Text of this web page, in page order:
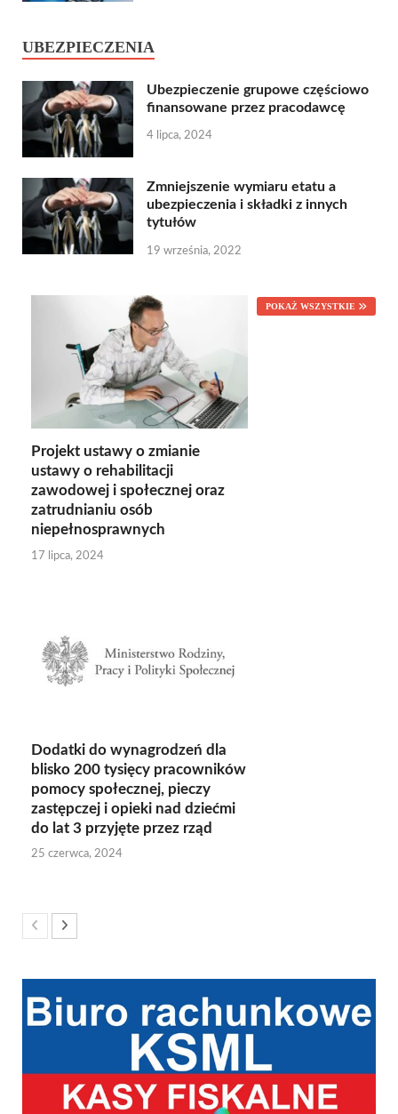
UBEZPIECZENIA
Ubezpieczenie grupowe częściowo
finansowane przez pracodawcę
4 lipca, 2024
Zmniejszenie wymiaru etatu a
ubezpieczenia i składki z innych
tytułów
19 września, 2022
POKAŻ WSZYSTKIE
Projekt ustawy o zmianie
ustawy o rehabilitacji
zawodowej i społecznej oraz
zatrudnianiu osób
niepełnosprawnych
17 lipca, 2024
Dodatki do wynagrodzeń dla
blisko 200 tysięcy pracowników
pomocy społecznej, pieczy
zastępczej i opieki nad dziećmi
do lat 3 przyjęte przez rząd
25 czerwca, 2024